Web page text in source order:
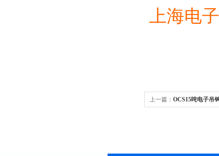
上海电
上一篇： OCS15吨电子吊